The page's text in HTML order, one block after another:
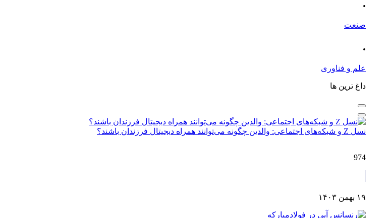
.
صنعت
.
علم و فناوری
داغ ترین ها
نسل Z و شبکه‌های اجتماعی: والدین چگونه می‌توانند همراه دیجیتال فرزندان باشند؟
974
۱۹ بهمن ۱۴۰۳